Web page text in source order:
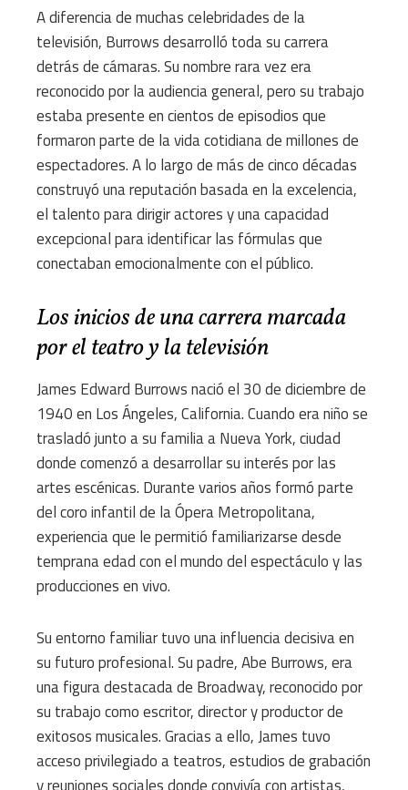
A diferencia de muchas celebridades de la
televisión, Burrows desarrolló toda su carrera
detrás de cámaras. Su nombre rara vez era
reconocido por la audiencia general, pero su trabajo
estaba presente en cientos de episodios que
formaron parte de la vida cotidiana de millones de
espectadores. A lo largo de más de cinco décadas
construyó una reputación basada en la excelencia,
el talento para dirigir actores y una capacidad
excepcional para identificar las fórmulas que
conectaban emocionalmente con el público.
Los inicios de una carrera marcada
por el teatro y la televisión
James Edward Burrows nació el 30 de diciembre de
1940 en Los Ángeles, California. Cuando era niño se
trasladó junto a su familia a Nueva York, ciudad
donde comenzó a desarrollar su interés por las
artes escénicas. Durante varios años formó parte
del coro infantil de la Ópera Metropolitana,
experiencia que le permitió familiarizarse desde
temprana edad con el mundo del espectáculo y las
producciones en vivo.
Su entorno familiar tuvo una influencia decisiva en
su futuro profesional. Su padre, Abe Burrows, era
una figura destacada de Broadway, reconocido por
su trabajo como escritor, director y productor de
exitosos musicales. Gracias a ello, James tuvo
acceso privilegiado a teatros, estudios de grabación